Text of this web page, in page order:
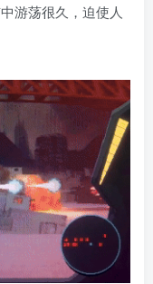
游荡很久，迫使人